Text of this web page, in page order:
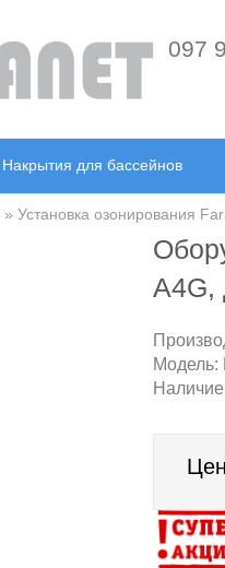
097
Накрытия для бассейнов
» Установка озонирования
A4G,
Модель: